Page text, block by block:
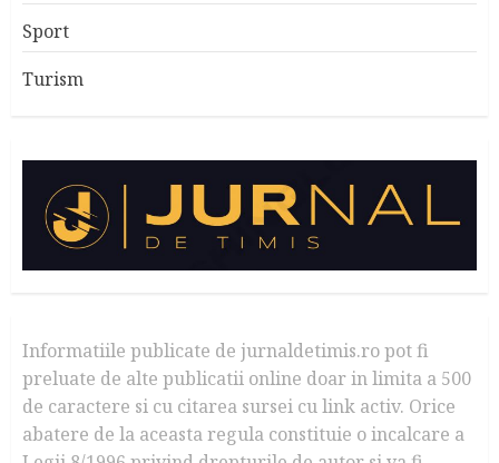
Sport
Turism
Informatiile publicate de jurnaldetimis.ro pot fi
preluate de alte publicatii online doar in limita a 500
de caractere si cu citarea sursei cu link activ. Orice
abatere de la aceasta regula constituie o incalcare a